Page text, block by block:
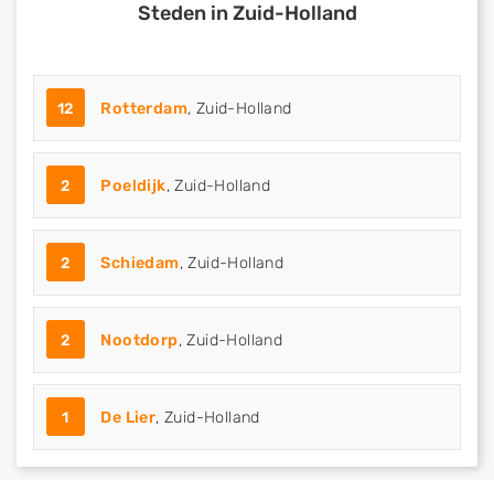
Steden in Zuid-Holland
12 Rotterdam, Zuid-Holland
2 Poeldijk, Zuid-Holland
2 Schiedam, Zuid-Holland
2 Nootdorp, Zuid-Holland
1 De Lier, Zuid-Holland